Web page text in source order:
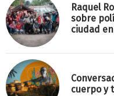
Raquel
sobre
ciudad
cuerpo y